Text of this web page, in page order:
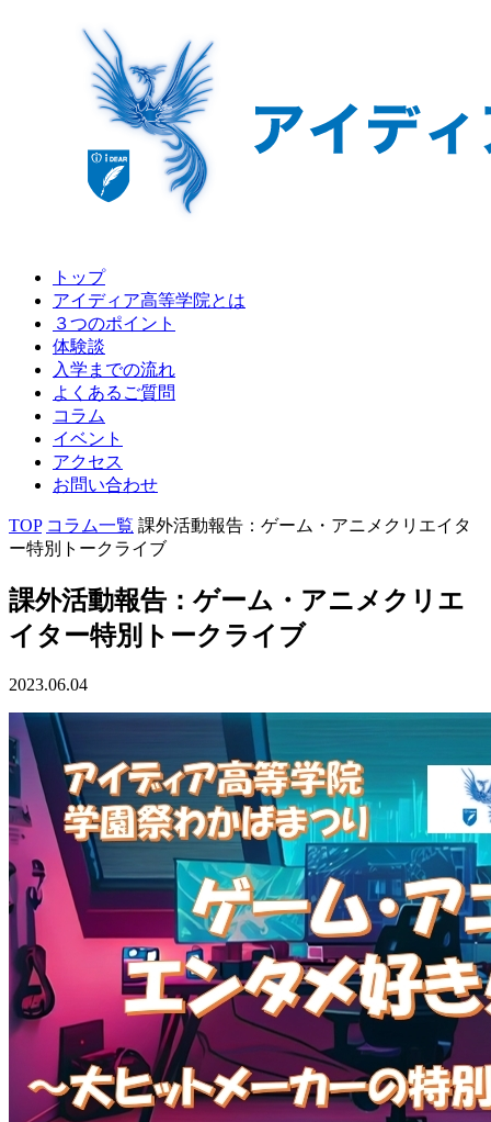
トップ
アイディア高等学院とは
３つのポイント
体験談
入学までの流れ
よくあるご質問
コラム
イベント
アクセス
お問い合わせ
TOP コラム一覧 課外活動報告：ゲーム・アニメクリエイタ
ー特別トークライブ
課外活動報告：ゲーム・アニメクリエ
イター特別トークライブ
2023.06.04